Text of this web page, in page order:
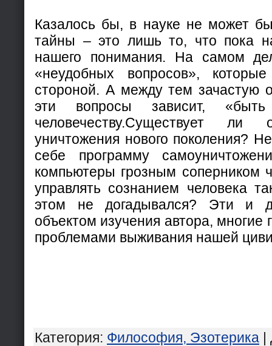
Казалось бы, в науке не может
тайны – это лишь то, что пока
нашего понимания. На самом
«неудобных вопросов»,
стороной. А между тем зачастую
эти вопросы зависит,
человечеству.Существует ли
уничтожения нового поколения?
себе программу
компьютеры грозным соперником
управлять сознанием человека
этом не догадывался? Эти и
объектом изучения автора,
проблемами выживания нашей
Категория: Философия, Эзотерика |